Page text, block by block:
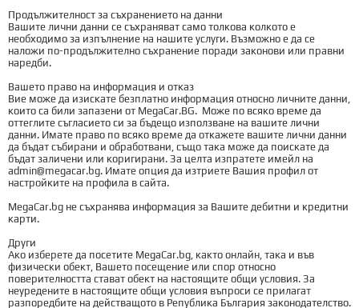
Продължителност за съхранението на данни
Вашите лични данни се съхраняват само толкова колкото е
необходимо за изпълнение на нашите услуги. Възможно е да се
наложи по-продължително съхранение поради законови или правни
наредби.
Вашето право на информация и отказ
Вие може да изискате безплатно информация относно личните данни,
които са били запазени от MegaCar.BG. Може по всяко време да
оттеглите съгласието си за бъдещо използване на вашите лични
данни. Имате право по всяко време да откажете вашите лични данни
да бъдат събирани и обработвани, също така може да поискате да
бъдат заличени или коригирани. За целта изпратете имейл на
admin@megacar.bg. Имате опция да изтриете Вашия профил от
настройките на профила в сайта.
MegaCar.bg не съхранява информация за Вашите дебитни и кредитни
карти.
Други
Ако изберете да посетите MegaCar.bg, както онлайн, така и във
физически обект, Вашето посещение или спор относно
поверителността стават обект на настоящите общи условия. За
неуредените в настоящите общи условия въпроси се прилагат
разпоредбите на действащото в Република България законодателство.